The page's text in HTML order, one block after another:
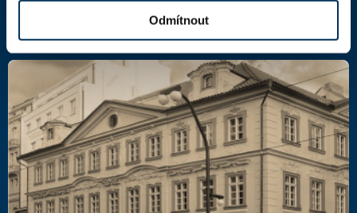
Odmítnout